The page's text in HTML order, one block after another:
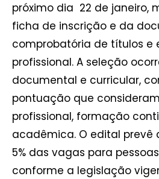
próximo dia 22 de janeiro,
ficha de inscrição e da
comprobatória de títulos e
profissional. A seleção
documental e curricular,
pontuação que
profissional, formação
acadêmica. O edital prevê
5% das vagas para
conforme a legislação